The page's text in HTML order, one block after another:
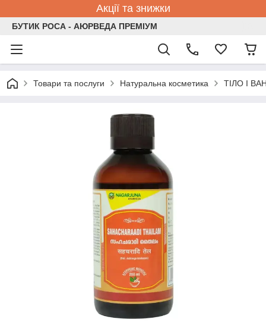
Акції та знижки
БУТИК РОСА - АЮРВЕДА ПРЕМІУМ
Товари та послуги Натуральна косметика ТІЛО І